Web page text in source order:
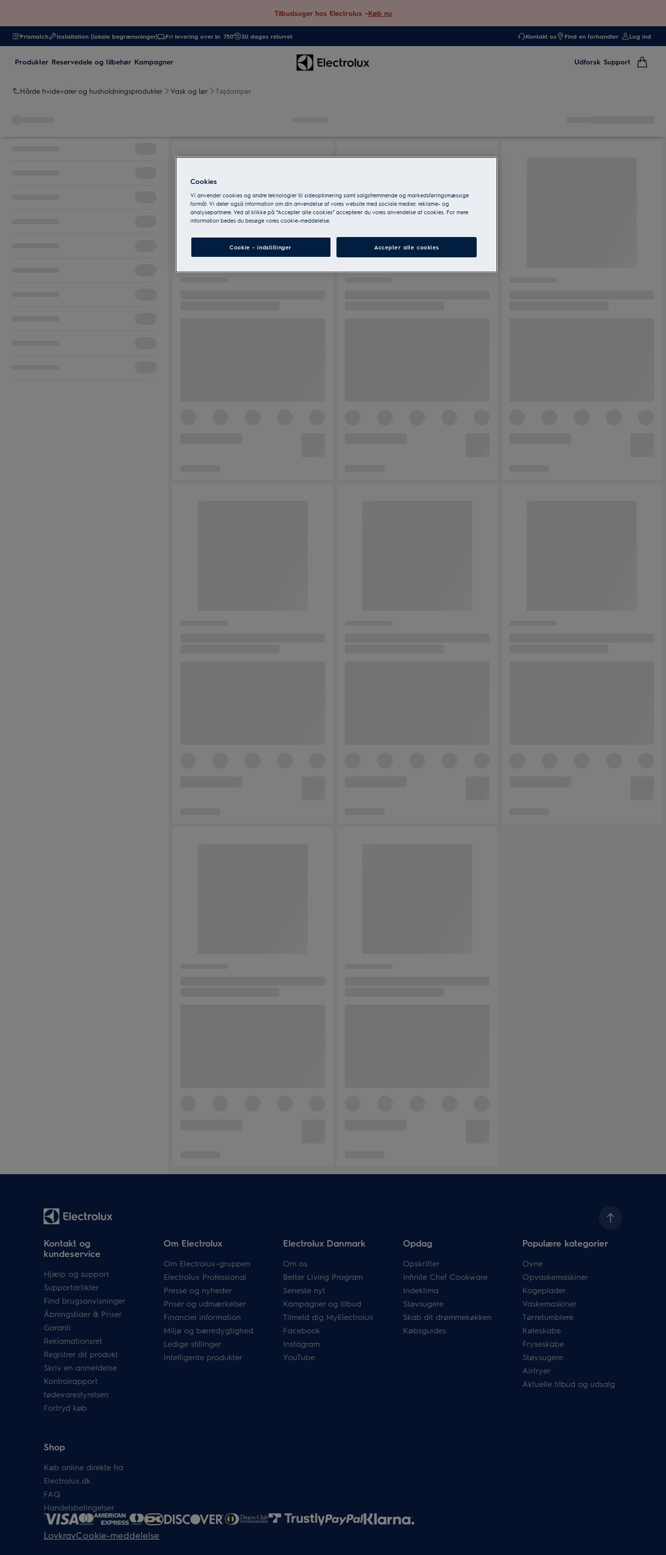
Tilbudsuger hos Electrolux –Køb nu
Prismatch Installation (lokale begrænsninger) Fri levering over kr. 750 30 dages returret Kontakt os Find en forhandler Log ind
Produkter Reservedele og tilbehør Kampagner Udforsk Support
Hårde hvidevarer og husholdningsprodukter Vask og tør Tøjdamper
Kontakt og
kundeservice
Hjælp og support
Supportartikler
Find brugsanvisninger
Åbningstider & Priser
Garanti
Reklamationsret
Registrer dit produkt
Skriv en anmeldelse
Kontrolrapport
fødevarestyrelsen
Fortryd køb
Om Electrolux
Om Electrolux-gruppen
Electrolux Professional
Presse og nyheder
Priser og udmærkelser
Financiel information
Miljø og bæredygtighed
Ledige stillinger
Intelligente produkter
Electrolux Danmark
Om os
Better Living Program
Seneste nyt
Kampagner og tilbud
Tilmeld dig MyElectrolux
Facebook
Instagram
YouTube
Opdag
Opskrifter
Infinite Chef Cookware
Indeklima
Støvsugere
Skab dit drømmekøkken
Købsguides
Populære kategorier
Ovne
Opvaskemaskiner
Kogeplader
Vaskemaskiner
Tørretumblere
Køleskabe
Fryseskabe
Støvsugere
Airfryer
Aktuelle tilbud og udsalg
Shop
Køb online direkte fra
Electrolux.dk
FAQ
Handelsbetingelser
LovkravCookie-meddelelse
Cookies
Vi anvender cookies og andre teknologier til sideoptimering samt salgsfremmende og markedsføringsmæssige
formål. Vi deler også information om din anvendelse af vores website med sociale medier, reklame- og
analysepartnere. Ved at klikke på “Accepter alle cookies” accepterer du vores anvendelse af cookies. For mere
information bedes du besøge vores cookie-meddelelse.
Cookie - indstillinger Accepter alle cookies